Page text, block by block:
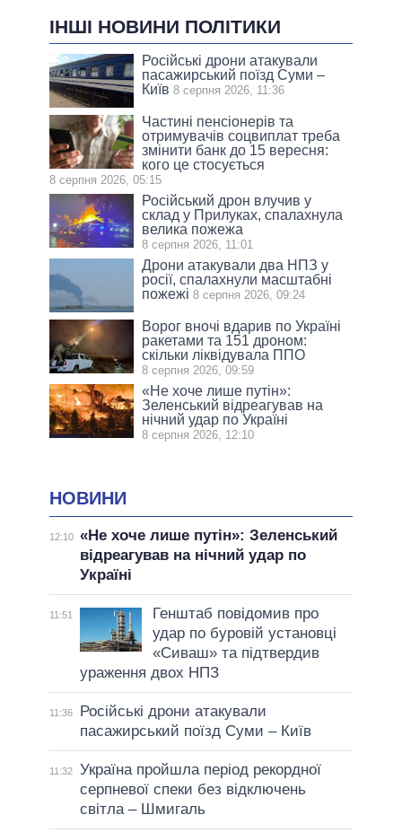
ІНШІ НОВИНИ ПОЛІТИКИ
Російські дрони атакували
пасажирський поїзд Суми –
Київ 8 серпня 2026, 11:36
Частині пенсіонерів та
отримувачів соцвиплат треба
змінити банк до 15 вересня:
кого це стосується
8 серпня 2026, 05:15
Російський дрон влучив у
склад у Прилуках, спалахнула
велика пожежа
8 серпня 2026, 11:01
Дрони атакували два НПЗ у
росії, спалахнули масштабні
пожежі 8 серпня 2026, 09:24
Ворог вночі вдарив по Україні
ракетами та 151 дроном:
скільки ліквідувала ППО
8 серпня 2026, 09:59
«Не хоче лише путін»:
Зеленський відреагував на
нічний удар по Україні
8 серпня 2026, 12:10
НОВИНИ
12:10 «Не хоче лише путін»: Зеленський
відреагував на нічний удар по
Україні
11:51
Генштаб повідомив про
удар по буровій установці
«Сиваш» та підтвердив
ураження двох НПЗ
11:36
Російські дрони атакували
пасажирський поїзд Суми – Київ
11:32
Україна пройшла період рекордної
серпневої спеки без відключень
світла – Шмигаль